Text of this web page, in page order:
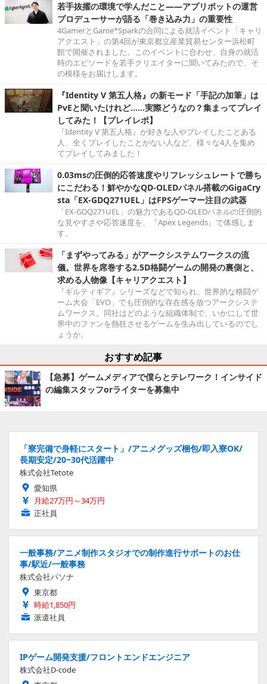
若手抜擢の環境で学んだこと――アプリボットの運営
プロデューサーが語る「巻き込み力」の重要性
4GamerとGame*Sparkの合同による就活イベント「キャリ
アクエスト」の第4回が東京都立産業貿易センター浜松町
館で開催されました。このイベントに合わせ、自身の就活
時のエピソードを若手クリエイターに聞いてみたので、そ
の模様をお届けします。
『Identity V 第五人格』の新モード「手記の加筆」は
PvEと聞いたけれど……実際どうなの？集まってプレイ
してみた！【プレイレポ】
『Identity V 第五人格』が好きな人やプレイしたことある
人、全くプレイしたことがない人など、様々な4人を集め
てプレイしてみました！
0.03msの圧倒的応答速度やリフレッシュレートで勝ち
にこだわる！鮮やかなQD-OLEDパネル搭載のGigaCry
sta「EX-GDQ271UEL」はFPSゲーマー注目の武器
「EX-GDQ271UEL」の魅力であるQD-OLEDパネルの圧倒的
な見やすさや応答速度を、『Apex Legends』で体感しま
す。
「まずやってみる」がアークシステムワークスの流
儀。世界を席巻する2.5D格闘ゲームの開発の裏側と、
求める人物像【キャリアクエスト】
『ギルティギア』シリーズなどで知られ、世界的な格闘ゲ
ーム大会「EVO」でも圧倒的な存在感を放つアークシステ
ムワークス。同社はどのような組織体制で、いかにして世
界中のファンを熱狂させるゲームを生み出しているのでし
ょうか。
おすすめ記事
【急募】ゲームメディアで僕らとテレワーク！インサイド
の編集スタッフorライターを募集中
「寮完備で身軽にスタート」/アニメグッズ梱包/即入寮OK/
長期安定/20~30代活躍中
株式会社Tetote
愛知県
月給27万円～34万円
正社員
一般事務/アニメ制作スタジオでの制作進行サポートのお仕
事/駅近/一般事務
株式会社パソナ
東京都
時給1,850円
派遣社員
IPゲーム開発支援/フロントエンドエンジニア
株式会社D-code